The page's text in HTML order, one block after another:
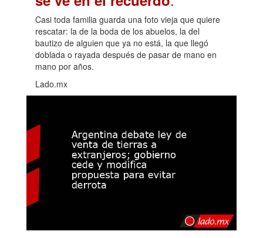
Casi toda familia guarda una foto vieja que quiere
rescatar: la de la boda de los abuelos, la del
bautizo de alguien que ya no está, la que llegó
doblada o rayada después de pasar de mano en
mano por años.
Lado.mx